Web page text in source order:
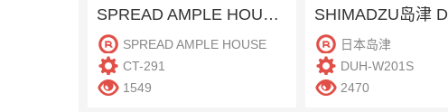
SPREAD AMPLE HOUSE CT-291 铅笔硬度计
SPREAD AMPLE HOUSE
CT-291
1549
日本岛津
DUH-W201S
2470